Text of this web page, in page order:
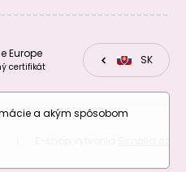
Europe
certifikát CZSK
a akým spôsobom